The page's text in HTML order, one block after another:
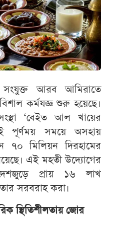
সংযুক্ত আরব আমিরাতে
কর্মযজ্ঞ শুরু হয়েছে।
‘বেইত আল খায়ের
পূর্ণময় সময়ে অসহায়
৭০ মিলিয়ন দিরহামের
এই মহতী উদ্যোগের
প্রায় ১৬ লাখ
সরবরাহ করা।
স্থিতিশীলতায় জোর